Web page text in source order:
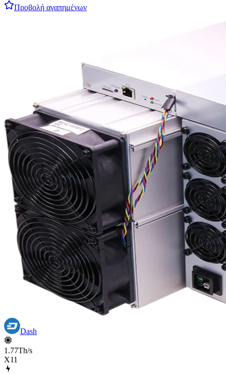
Προβολή αγαπημένων
Dash
1.77Th/s
X11